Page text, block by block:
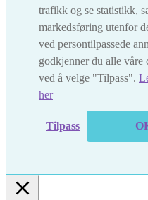
trafikk og se statistikk,
markedsføring utenfor
ved persontilpassede
godkjenner du alle våre
ved å velge "Tilpass".
her
Tilpass